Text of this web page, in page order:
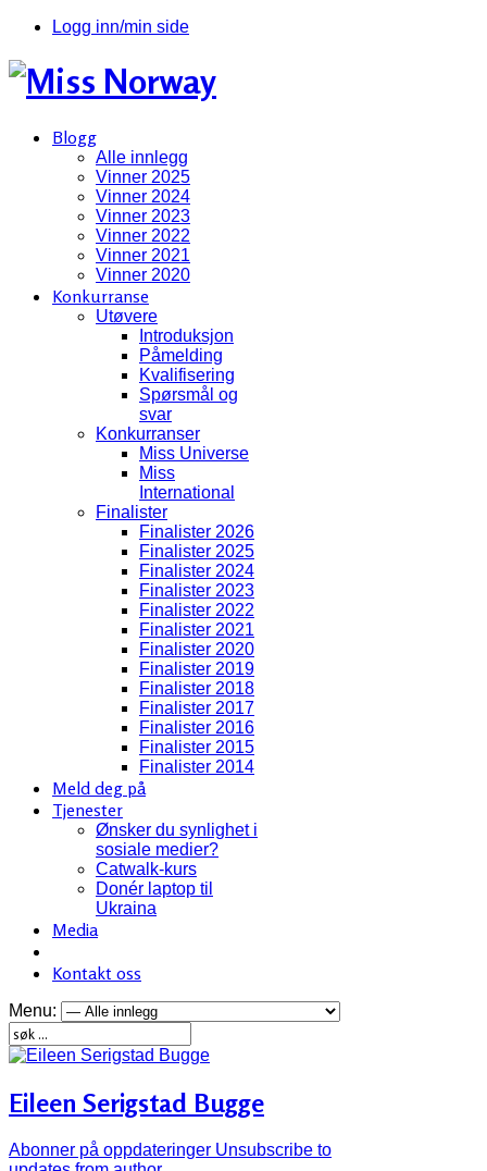
Logg inn/min side
Blogg
Alle innlegg
Vinner 2025
Vinner 2024
Vinner 2023
Vinner 2022
Vinner 2021
Vinner 2020
Konkurranse
Utøvere
Introduksjon
Påmelding
Kvalifisering
Spørsmål og
svar
Konkurranser
Miss Universe
Miss
International
Finalister
Finalister 2026
Finalister 2025
Finalister 2024
Finalister 2023
Finalister 2022
Finalister 2021
Finalister 2020
Finalister 2019
Finalister 2018
Finalister 2017
Finalister 2016
Finalister 2015
Finalister 2014
Meld deg på
Tjenester
Ønsker du synlighet i
sosiale medier?
Catwalk-kurs
Donér laptop til
Ukraina
Media
Kontakt oss
Menu:
Eileen Serigstad Bugge
Abonner på oppdateringer Unsubscribe to